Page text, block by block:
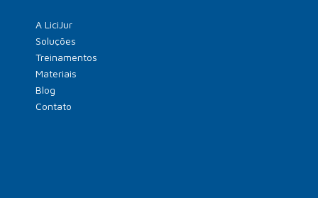
A LiciJur
Soluções
Treinamentos
Materiais
Blog
Contato